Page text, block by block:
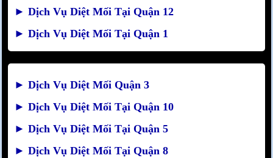
► Dịch Vụ Diệt Mối Tại Quận 12
► Dịch Vụ Diệt Mối Tại Quận 1
► Dịch Vụ Diệt Mối Quận 3
► Dịch Vụ Diệt Mối Tại Quận 10
► Dịch Vụ Diệt Mối Tại Quận 5
► Dịch Vụ Diệt Mối Tại Quận 8